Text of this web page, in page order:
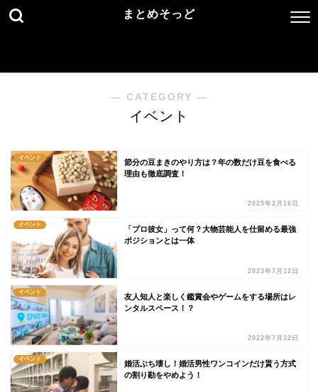
まとめそっど
― CATEGORY ―
イベント
イベント
節分の豆まきのやり方は？年の数だけ豆を食べる
理由も徹底調査！
2025年2月16日
イベント
「プロ彼女」って何？大物芸能人を仕留める最強
ポジションとは一体
2023年7月12日
イベント
友人知人と楽しく鑑賞会やゲームをする場所はレ
ンタルスペース！？
2022年7月12日
イベント
婚活ぶち壊し！婚活男性ワンコインだけ貰う方式
の割り勘をやめよう！